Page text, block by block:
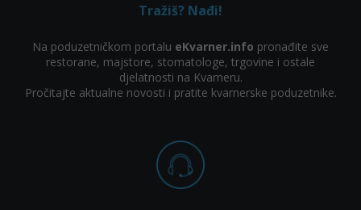
Tražiš? Nađi!
Na poduzetničkom portalu eKvarner.info pronađite sve
restorane, majstore, stomatologe, trgovine i ostale
djelatnosti na Kvarneru.
Pročitajte aktualne novosti i pratite kvarnerske poduzetnike.